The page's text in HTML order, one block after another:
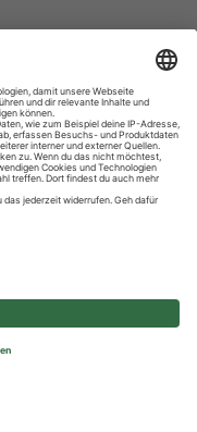
reserved